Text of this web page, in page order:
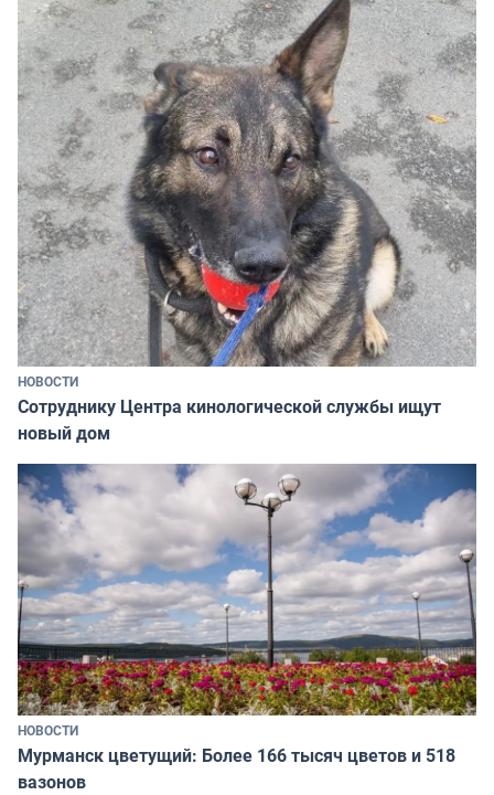
НОВОСТИ
Сотруднику Центра кинологической службы ищут
новый дом
НОВОСТИ
Мурманск цветущий: Более 166 тысяч цветов и 518
вазонов